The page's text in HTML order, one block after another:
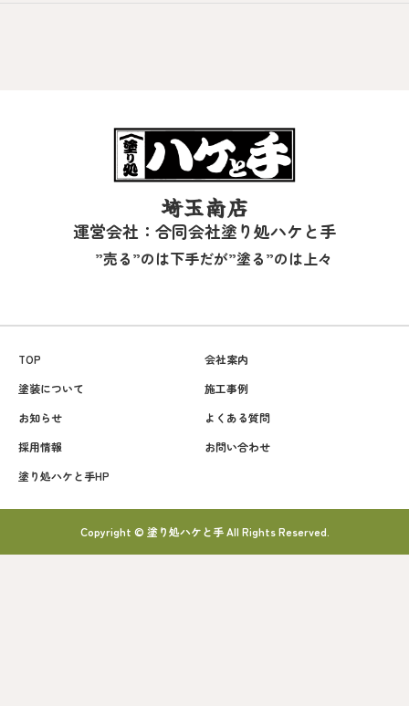
埼玉南店
運営会社：合同会社塗り処ハケと手
”売る”のは下手だが”塗る”のは上々
TOP
会社案内
塗装について
施工事例
お知らせ
よくある質問
採用情報
お問い合わせ
塗り処ハケと手HP
Copyright © 塗り処ハケと手 All Rights Reserved.